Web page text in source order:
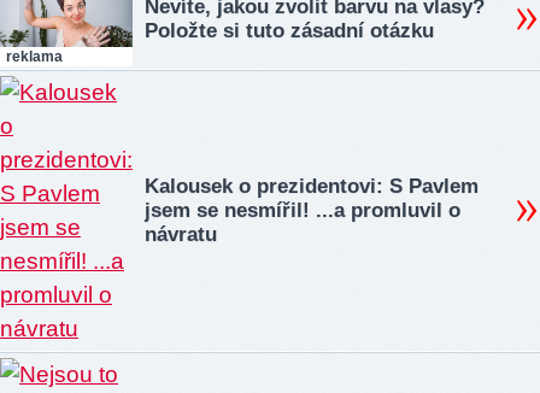
reklama
Nevíte, jakou zvolit barvu na vlasy?
Položte si tuto zásadní otázku
Kalousek o prezidentovi: S Pavlem
jsem se nesmířil! ...a promluvil o
návratu